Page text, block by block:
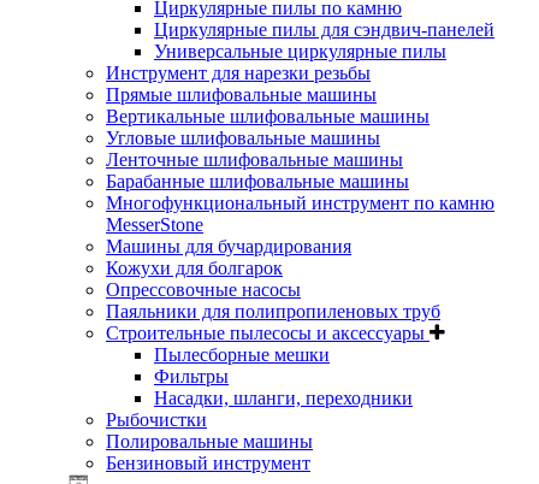
Циркулярные пилы по камню
Циркулярные пилы для сэндвич-панелей
Универсальные циркулярные пилы
Инструмент для нарезки резьбы
Прямые шлифовальные машины
Вертикальные шлифовальные машины
Угловые шлифовальные машины
Ленточные шлифовальные машины
Барабанные шлифовальные машины
Многофункциональный инструмент по камню
MesserStone
Машины для бучардирования
Кожухи для болгарок
Опрессовочные насосы
Паяльники для полипропиленовых труб
Строительные пылесосы и аксессуары
Пылесборные мешки
Фильтры
Насадки, шланги, переходники
Рыбочистки
Полировальные машины
Бензиновый инструмент